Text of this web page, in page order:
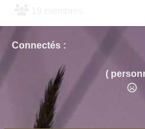
Connectés :
(